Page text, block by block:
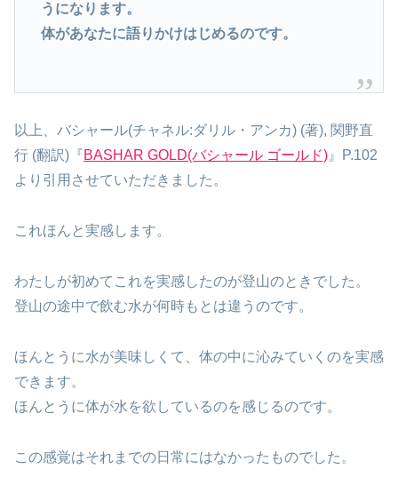
うになります。
体があなたに語りかけはじめるのです。
以上、バシャール(チャネル:ダリル・アンカ) (著), 関野直
行 (翻訳)『BASHAR GOLD(バシャール ゴールド) 』P.102
より引用させていただきました。
これほんと実感します。
わたしが初めてこれを実感したのが登山のときでした。
登山の途中で飲む水が何時もとは違うのです。
ほんとうに水が美味しくて、体の中に沁みていくのを実感
できます。
ほんとうに体が水を欲しているのを感じるのです。
この感覚はそれまでの日常にはなかったものでした。